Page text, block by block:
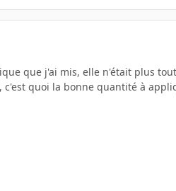
que j'ai mis, elle n'était plus
quoi la bonne quantité à